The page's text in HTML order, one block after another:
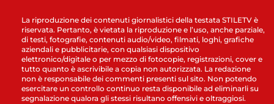
La riproduzione dei contenuti giornalistici della testata STILETV è
riservata. Pertanto, è vietata la riproduzione e l’uso, anche parziale,
di testi, fotografie, contenuti audio/video, filmati, loghi, grafiche
aziendali e pubblicitarie, con qualsiasi dispositivo
elettronico/digitale o per mezzo di fotocopie, registrazioni, cover e
tutto quanto è ascrivibile a copia non autorizzata. La redazione
non è responsabile dei commenti presenti sul sito. Non potendo
esercitare un controllo continuo resta disponibile ad eliminarli su
segnalazione qualora gli stessi risultano offensivi e oltraggiosi.